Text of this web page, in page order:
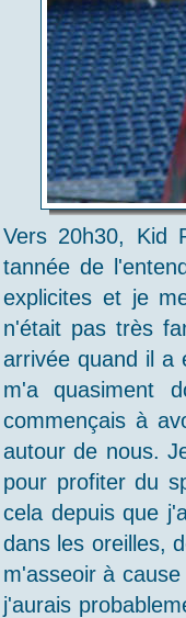
Vers 20h30, Kid
tannée de
explicites et je
n'était pas très
arrivée quand il a
m'a quasiment
commençais à
autour de nous.
pour profiter du
cela depuis que
dans les oreilles,
m'asseoir à
j'aurais